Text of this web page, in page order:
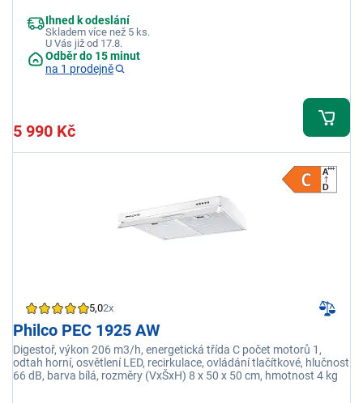
Ihned k odeslání
Skladem více než 5 ks.
U Vás již od 17.8.
Odběr do 15 minut
na 1 prodejně
5 990 Kč
5,02x
Philco PEC 1925 AW
Digestoř, výkon 206 m3/h, energetická třída C počet motorů 1,
odtah horní, osvětlení LED, recirkulace, ovládání tlačítkové, hlučnost
66 dB, barva bílá, rozměry (VxŠxH) 8 x 50 x 50 cm, hmotnost 4 kg